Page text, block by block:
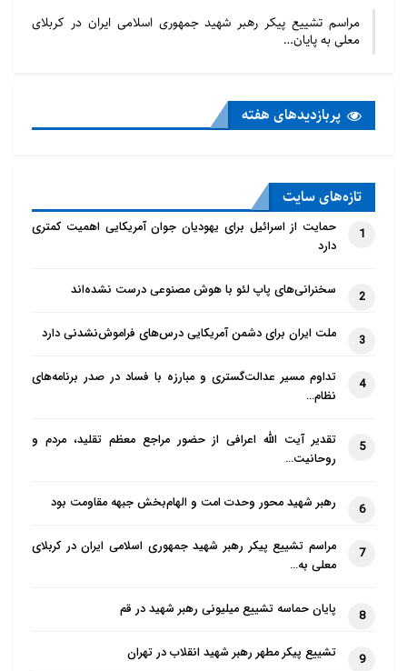
مراسم تشییع پیکر رهبر شهید جمهوری اسلامی ایران در کربلای
معلی به پایان…
پربازدید‌های هفته
تازه‌‌های سایت
1
حمایت از اسرائیل برای یهودیان جوان آمریکایی اهمیت کمتری
دارد
2 سخنرانی‌های پاپ لئو با هوش مصنوعی درست نشده‌اند
3 ملت ایران برای دشمن آمریکایی درس‌های فراموش‌نشدنی دارد
4
تداوم مسیر عدالت‌گستری و مبارزه با فساد در صدر برنامه‌های
نظام…
5
تقدیر آیت الله اعرافی از حضور مراجع معظم تقلید، مردم و
روحانیت…
6 رهبر شهید محور وحدت امت و الهام‌بخش جبهه مقاومت بود
7
مراسم تشییع پیکر رهبر شهید جمهوری اسلامی ایران در کربلای
معلی به…
8 پایان حماسه تشییع میلیونی رهبر شهید در قم
9 تشییع پیکر مطهر رهبر شهید انقلاب در تهران